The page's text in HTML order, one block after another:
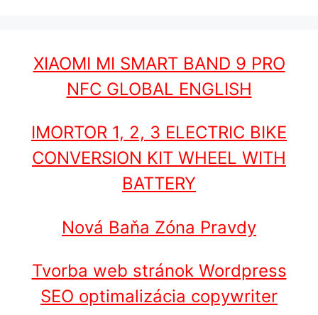
XIAOMI MI SMART BAND 9 PRO
NFC GLOBAL ENGLISH
IMORTOR 1, 2, 3 ELECTRIC BIKE
CONVERSION KIT WHEEL WITH
BATTERY
Nová Baňa Zóna Pravdy
Tvorba web stránok Wordpress
SEO optimalizácia copywriter